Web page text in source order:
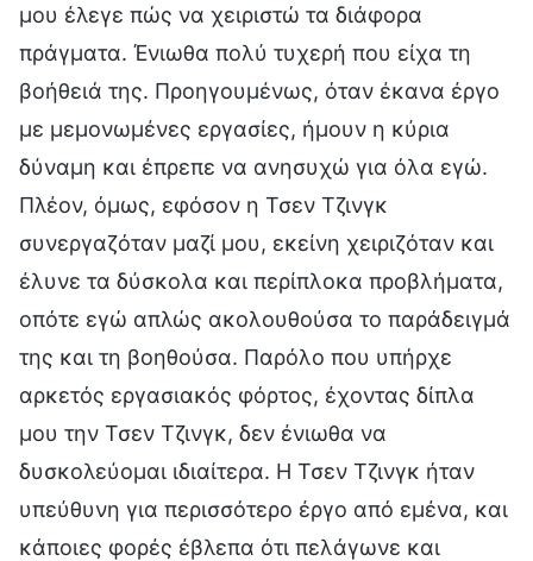
μου έλεγε πώς να χειριστώ τα διάφορα
πράγματα. Ένιωθα πολύ τυχερή που είχα τη
βοήθειά της. Προηγουμένως, όταν έκανα έργο
με μεμονωμένες εργασίες, ήμουν η κύρια
δύναμη και έπρεπε να ανησυχώ για όλα εγώ.
Πλέον, όμως, εφόσον η Τσεν Τζινγκ
συνεργαζόταν μαζί μου, εκείνη χειριζόταν και
έλυνε τα δύσκολα και περίπλοκα προβλήματα,
οπότε εγώ απλώς ακολουθούσα το παράδειγμά
της και τη βοηθούσα. Παρόλο που υπήρχε
αρκετός εργασιακός φόρτος, έχοντας δίπλα
μου την Τσεν Τζινγκ, δεν ένιωθα να
δυσκολεύομαι ιδιαίτερα. Η Τσεν Τζινγκ ήταν
υπεύθυνη για περισσότερο έργο από εμένα, και
κάποιες φορές έβλεπα ότι πελάγωνε και